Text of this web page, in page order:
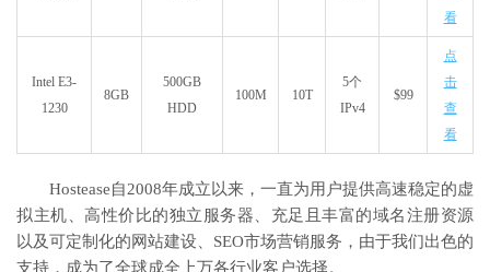
看
Intel E3-
1230
8GB
500GB
HDD
100M 10T
5个
IPv4
$99
点
击
查
看
Hostease自2008年成立以来，一直为用户提供高速稳定的虚
拟主机、高性价比的独立服务器、充足且丰富的域名注册资源
以及可定制化的网站建设、SEO市场营销服务，由于我们出色的
支持，成为了全球成全上万各行业客户选择。